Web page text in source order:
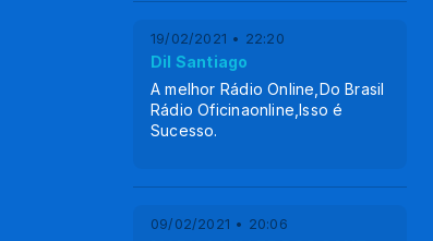
Dil Santiago
19/02/2021 • 22:20
A melhor Rádio Online,Do Brasil
Rádio Oficinaonline,Isso é
Sucesso.
09/02/2021 • 20:06